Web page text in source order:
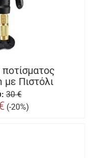
με Πιστόλι
30 €
(-20%)